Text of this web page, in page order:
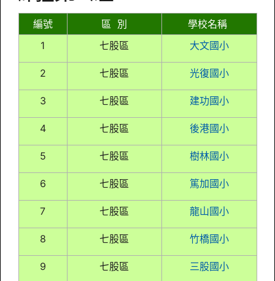
編號 區 別
學校名稱
1
七股區 大文國小
2 七股區 光復國小
3 七股區 建功國小
4 七股區 後港國小
5 七股區 樹林國小
6 七股區 篤加國小
7 七股區 龍山國小
8 七股區 竹橋國小
9 七股區 三股國小